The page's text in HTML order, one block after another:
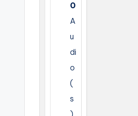
0
A
u
di
o
(
s